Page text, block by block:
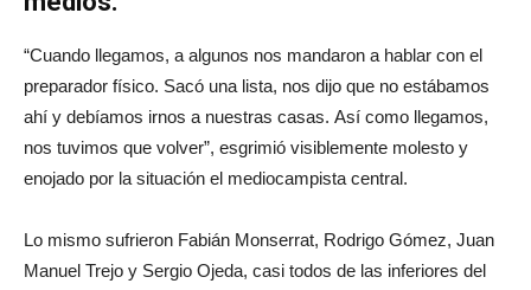
“Cuando llegamos, a algunos nos mandaron a hablar con el
preparador físico. Sacó una lista, nos dijo que no estábamos
ahí y debíamos irnos a nuestras casas. Así como llegamos,
nos tuvimos que volver”, esgrimió visiblemente molesto y
enojado por la situación el mediocampista central.
Lo mismo sufrieron Fabián Monserrat, Rodrigo Gómez, Juan
Manuel Trejo y Sergio Ojeda, casi todos de las inferiores del